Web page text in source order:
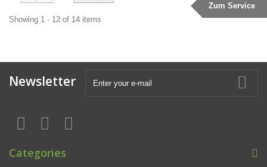
Showing 1 - 12 of 14 items
Newsletter
Categories
Zum Service